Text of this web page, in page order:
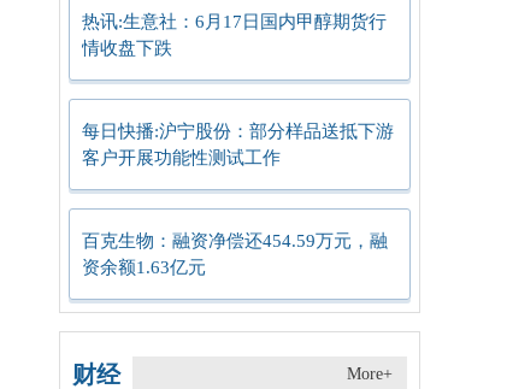
低温慢煮武昌鱼、奶油汁烩藕带 江岸一酒店推出“楚菜西做”端午菜单
热讯:生意社：6月17日国内甲醇期货行
情收盘下跌
每日快播:沪宁股份：部分样品送抵下游
客户开展功能性测试工作
百克生物：融资净偿还454.59万元，融
资余额1.63亿元
财经 More+